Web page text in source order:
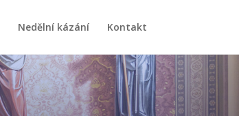
Nedělní kázání Kontakt